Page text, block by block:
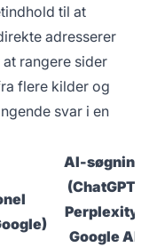
til at
adresserer
rangere sider
flere kilder og
svar i en
AI-søgning
(ChatGPT,
Perplexity,
Google AI